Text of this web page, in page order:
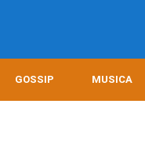
GOSSIP MUSICA